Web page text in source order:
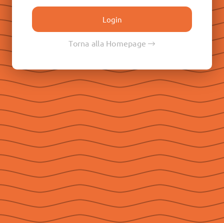
Torna alla Homepage
Don Paolo Albera
Don Pietro Ricaldone
Don Renato Ziggiotti
Le Raccolte
Don Egidio Viganò
Don Juan E. Vecchi
Don Pasqual V. Chavez
Don Ángel F. Artime
Don Fabio Attard
Social
Seguici su Facebook
Seguici su Instagram
Seguici su YouTube